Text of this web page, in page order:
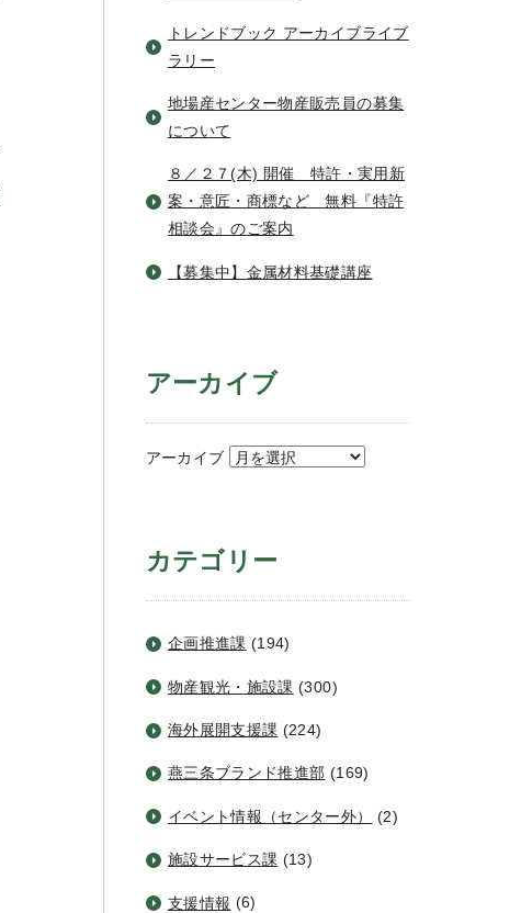
トレンドブック アーカイブライブ
ラリー
地場産センター物産販売員の募集
について
８／２７(木) 開催 特許・実用新
案・意匠・商標など 無料『特許
相談会』のご案内
【募集中】金属材料基礎講座
アーカイブ
アーカイブ
カテゴリー
企画推進課 (194)
物産観光・施設課 (300)
海外展開支援課 (224)
燕三条ブランド推進部 (169)
イベント情報（センター外） (2)
施設サービス課 (13)
支援情報 (6)